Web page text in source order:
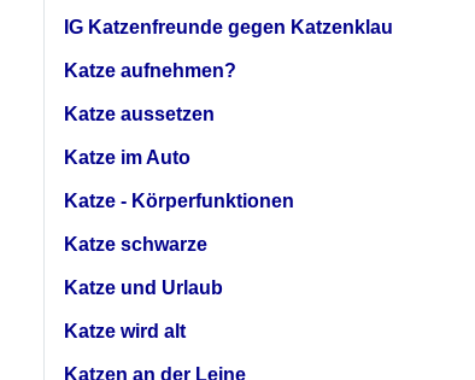
IG Katzenfreunde gegen Katzenklau
Katze aufnehmen?
Katze aussetzen
Katze im Auto
Katze - Körperfunktionen
Katze schwarze
Katze und Urlaub
Katze wird alt
Katzen an der Leine